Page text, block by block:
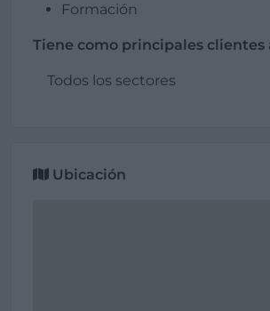
Formación
Tiene como principales clientes
Todos los sectores
Ubicación